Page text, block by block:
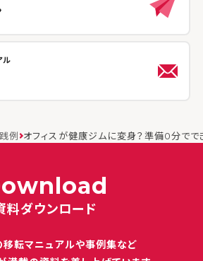
ル
例 オフィスが健康ジムに変身？準備0分でで
料ダウンロード
移転マニュアルや事例集など